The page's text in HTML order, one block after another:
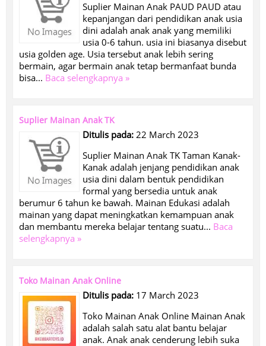
Suplier Mainan Anak PAUD PAUD atau
kepanjangan dari pendidikan anak usia
dini adalah anak anak yang memiliki
usia 0-6 tahun. usia ini biasanya disebut
usia golden age. Usia tersebut anak lebih sering
bermain, agar bermain anak tetap bermanfaat bunda
bisa... Baca selengkapnya »
Suplier Mainan Anak TK
Ditulis pada: 22 March 2023
Suplier Mainan Anak TK Taman Kanak-
Kanak adalah jenjang pendidikan anak
usia dini dalam bentuk pendidikan
formal yang bersedia untuk anak
berumur 6 tahun ke bawah. Mainan Edukasi adalah
mainan yang dapat meningkatkan kemampuan anak
dan membantu mereka belajar tentang suatu... Baca
selengkapnya »
Toko Mainan Anak Online
Ditulis pada: 17 March 2023
Toko Mainan Anak Online Mainan Anak
adalah salah satu alat bantu belajar
anak. Anak anak cenderung lebih suka